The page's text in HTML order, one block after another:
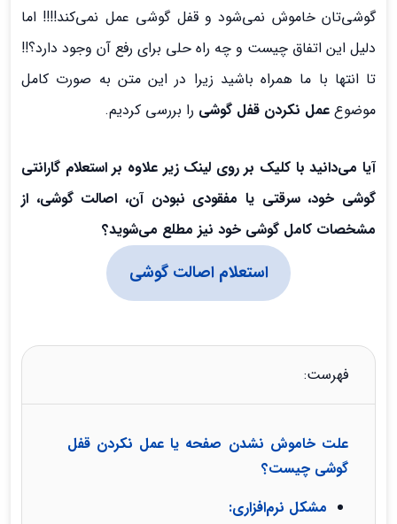
گوشی‌تان خاموش نمی‌شود و قفل گوشی عمل نمی‌کند!!!! اما
دلیل این اتفاق چیست و چه راه حلی برای رفع آن وجود دارد؟!!
تا انتها با ما همراه باشید زیرا در این متن به صورت کامل
موضوع عمل نکردن قفل گوشی را بررسی کردیم.
آیا می‌دانید با کلیک بر روی لینک زیر علاوه بر استعلام گارانتی
گوشی خود، سرقتی یا مفقودی نبودن آن، اصالت گوشی، از
مشخصات کامل گوشی خود نیز مطلع می‌شوید؟
استعلام اصالت گوشی
فهرست:
علت خاموش نشدن صفحه یا عمل نکردن قفل
گوشی چیست؟
مشکل نرم‌افزاری: